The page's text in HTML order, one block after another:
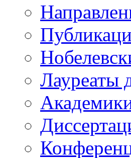
Лауреаты